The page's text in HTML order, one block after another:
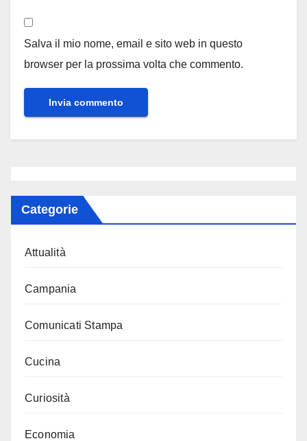
Salva il mio nome, email e sito web in questo
browser per la prossima volta che commento.
Categorie
Attualità
Campania
Comunicati Stampa
Cucina
Curiosità
Economia